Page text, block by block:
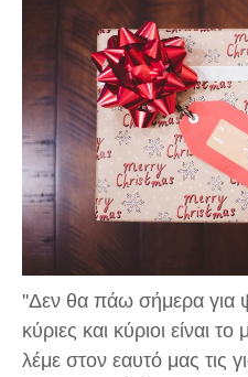
''Δεν θα πάω σήμερα για
κύριες και κύριοι είναι
λέμε στον εαυτό μας τις